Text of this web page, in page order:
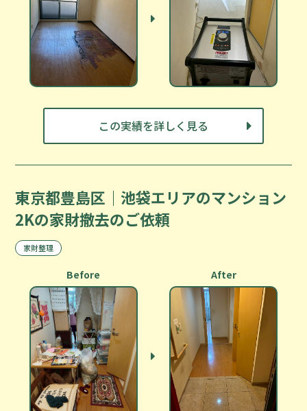
この実績を詳しく見る
東京都豊島区｜池袋エリアのマンション
2Kの家財撤去のご依頼
家財整理
Before After